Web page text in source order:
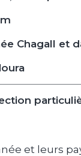
Chagall et
et leurs